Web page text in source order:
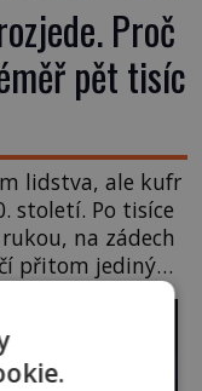
Proč
pět tisíc
lidstva, ale kufr
století. Po tisíce
na zádech
přitom jediný
Jenže právě ten
se na letišti